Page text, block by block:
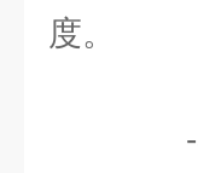
度。
-不